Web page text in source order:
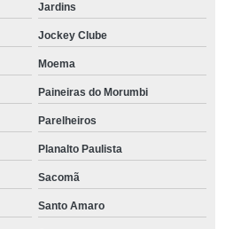
Jardins
Jockey Clube
Moema
Paineiras do Morumbi
Parelheiros
Planalto Paulista
Sacomã
Santo Amaro